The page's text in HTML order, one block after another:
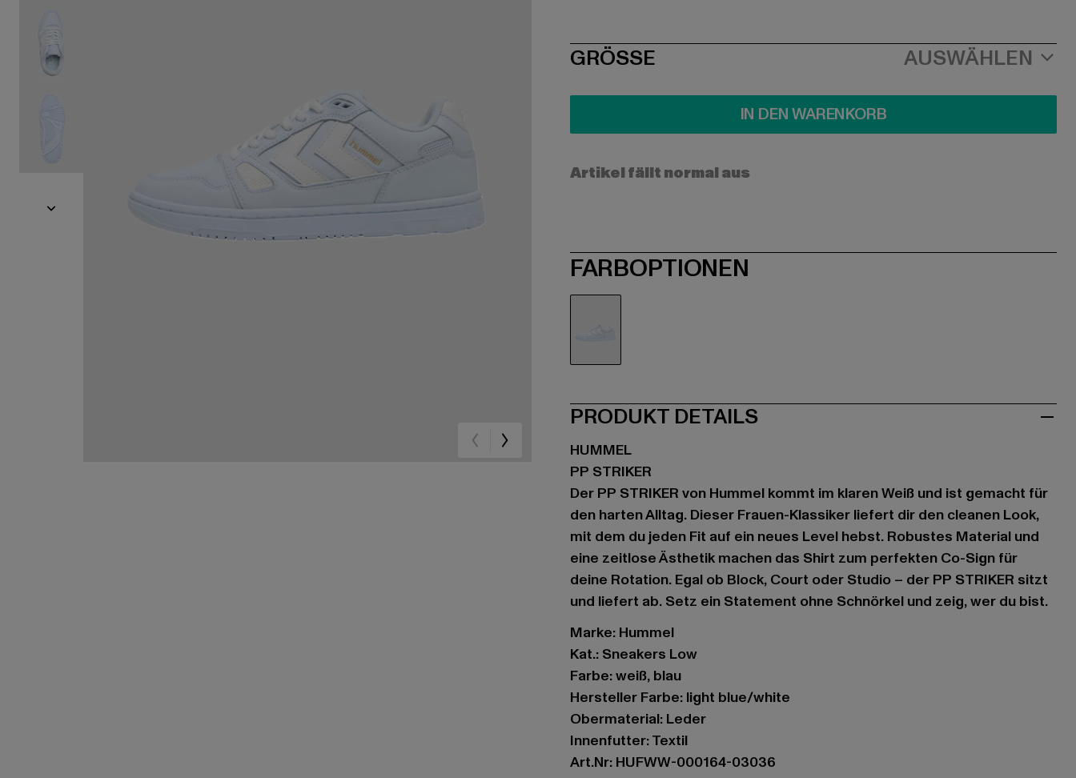
SIZE
GRÖSSE AUSWÄHLEN
IN DEN WARENKORB
Artikel fällt normal aus
FARBOPTIONEN
PRODUKT DETAILS
HUMMEL
PP STRIKER
Der PP STRIKER von Hummel kommt im klaren Weiß und ist gemacht für
den harten Alltag. Dieser Frauen-Klassiker liefert dir den cleanen Look,
mit dem du jeden Fit auf ein neues Level hebst. Robustes Material und
eine zeitlose Ästhetik machen das Shirt zum perfekten Co-Sign für
deine Rotation. Egal ob Block, Court oder Studio – der PP STRIKER sitzt
und liefert ab. Setz ein Statement ohne Schnörkel und zeig, wer du bist.
Marke: Hummel
Kat.: Sneakers Low
Farbe: weiß, blau
Hersteller Farbe: light blue/white
Obermaterial: Leder
Innenfutter: Textil
Art.Nr: HUFWW-000164-03036